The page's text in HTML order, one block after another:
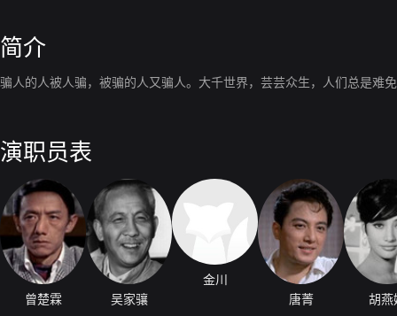
简介
骗人的人被人骗，被骗的人又骗人。大千世界，芸芸众生，人们总是难
演职员表
曾楚霖 吴家骧
金川
唐菁
胡燕